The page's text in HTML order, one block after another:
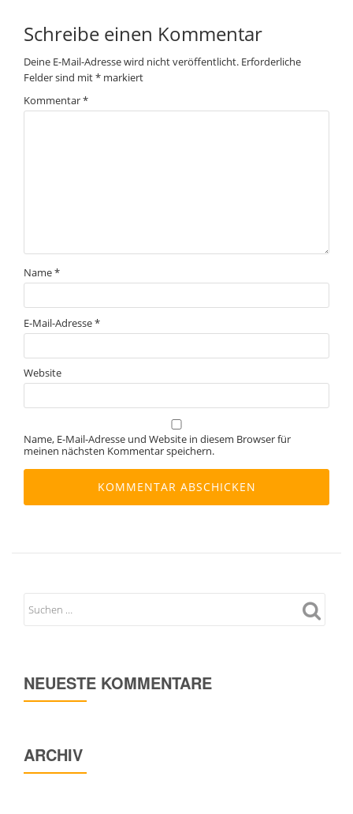
Schreibe einen Kommentar
Deine E-Mail-Adresse wird nicht veröffentlicht. Erforderliche
Felder sind mit* markiert
Kommentar*
Name*
E-Mail-Adresse*
Website
Name, E-Mail-Adresse und Website in diesem Browser für
meinen nächsten Kommentar speichern.
NEUESTE KOMMENTARE
ARCHIV